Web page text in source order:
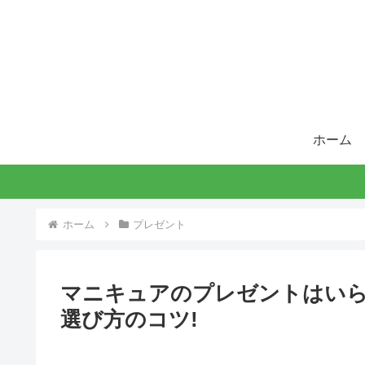
ホーム
ホーム プレゼント
マニキュアのプレゼントはい
選び方のコツ!